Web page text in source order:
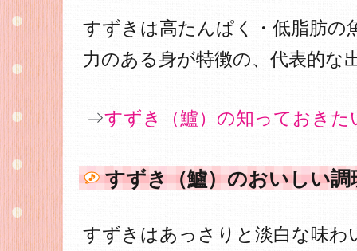
すずきは高たんぱく・低脂肪の
力のある身が特徴の、代表的な
⇒すずき（鱸）の知っておきた
すずき（鱸）のおいしい調
すずきはあっさりと淡白な味わ